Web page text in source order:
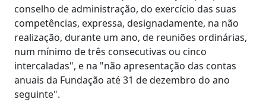
conselho de administração, do exercício das suas
competências, expressa, designadamente, na não
realização, durante um ano, de reuniões ordinárias,
num mínimo de três consecutivas ou cinco
intercaladas", e na "não apresentação das contas
anuais da Fundação até 31 de dezembro do ano
seguinte".